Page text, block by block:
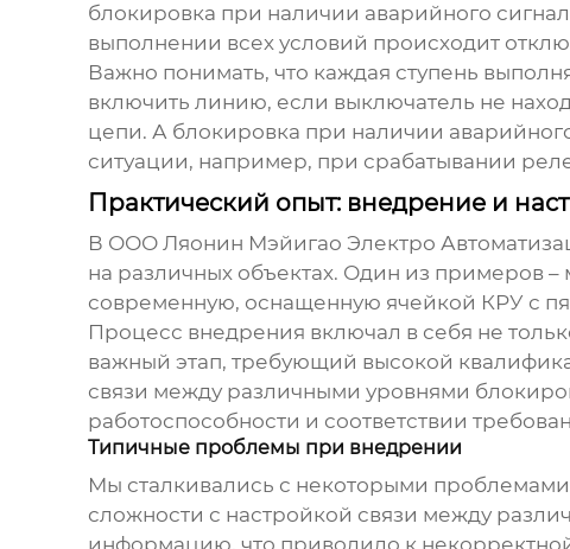
блокировка при наличии аварийного
выполнении всех условий происходит
Важно понимать, что каждая ступень
включить линию, если выключатель не
цепи. А блокировка при наличии
ситуации, например, при срабатывании
Практический опыт: внедрение и
В ООО Ляонин Мэйигао Электро
на различных объектах. Один из примеров
современную, оснащенную ячейкой КРУ с
Процесс внедрения включал в себя не
важный этап, требующий высокой
связи между различными уровнями
работоспособности и соответствии
Типичные проблемы при внедрении
Мы сталкивались с некоторыми
сложности с настройкой связи между